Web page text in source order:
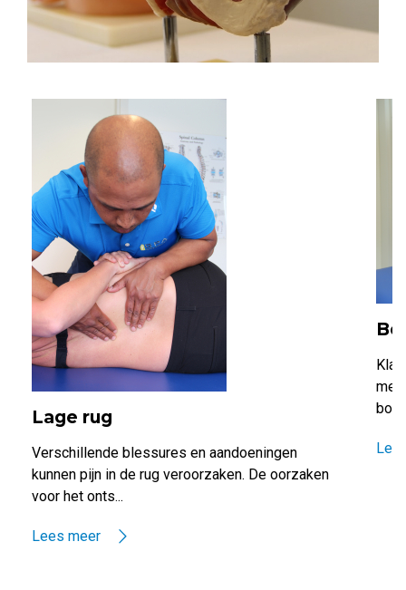
Lage rug
Verschillende blessures en aandoeningen
kunnen pijn in de rug veroorzaken. De oorzaken
voor het onts...
Lees meer